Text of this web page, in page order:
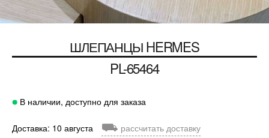
ШЛЕПАНЦЫHERMES
PL-65464
В наличии, доступно для заказа
Доставка: 10 августа ⛟ рассчитать доставку